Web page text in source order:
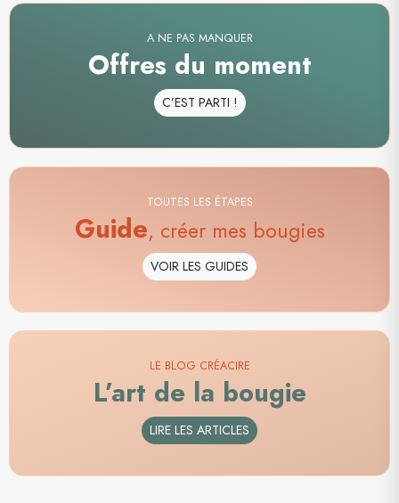
A NE PAS MANQUER
Offres du moment
C’EST PARTI !
TOUTES LES ÉTAPES
Guide, créer mes bougies
VOIR LES GUIDES
LE BLOG CRÉACIRE
L’art de la bougie
LIRE LES ARTICLES